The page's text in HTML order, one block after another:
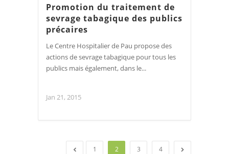
Promotion du traitement de
sevrage tabagique des publics
précaires
Le Centre Hospitalier de Pau propose des
actions de sevrage tabagique pour tous les
publics mais également, dans le...
Jan 21, 2015
1 2 3 4